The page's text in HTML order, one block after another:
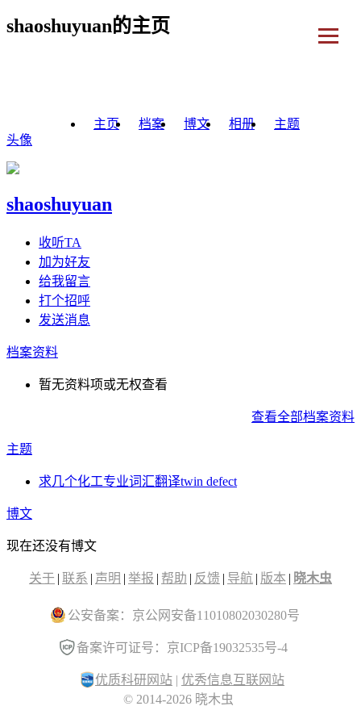
shaoshuyuan的主页
主页 档案 博文 相册
主题
头像
shaoshuyuan
收听TA
加为好友
给我留言
打个招呼
发送消息
档案资料
暂无资料项或无权查看
查看全部档案资料
主题
求几个化工专业词汇翻译twin defect
博文
现在还没有博文
关于 | 联系 | 声明 | 举报 | 帮助 | 反馈 | 导航 | 版本 | 晓木虫
公安备案：京公网安备11010802030280号
备案许可证号：京ICP备19032535号-4
优质科研网站 | 优秀信息互联网站
© 2014-2026 晓木虫